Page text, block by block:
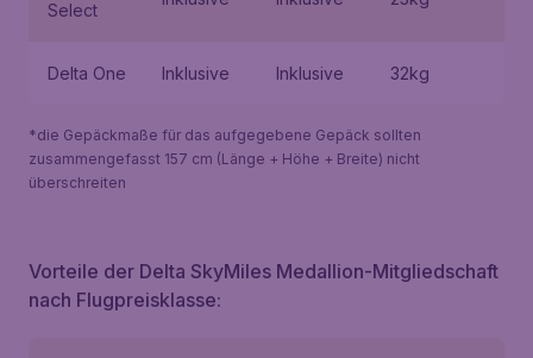
Select
Delta One Inklusive Inklusive 32kg
*die Gepäckmaße für das aufgegebene Gepäck sollten
zusammengefasst 157 cm (Länge + Höhe + Breite) nicht
überschreiten
Vorteile der Delta SkyMiles Medallion-Mitgliedschaft
nach Flugpreisklasse: